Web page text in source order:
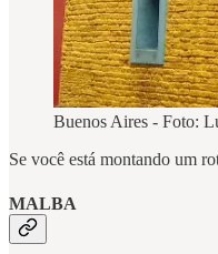
Buenos Aires - Foto:
Se você está montando um
MALBA